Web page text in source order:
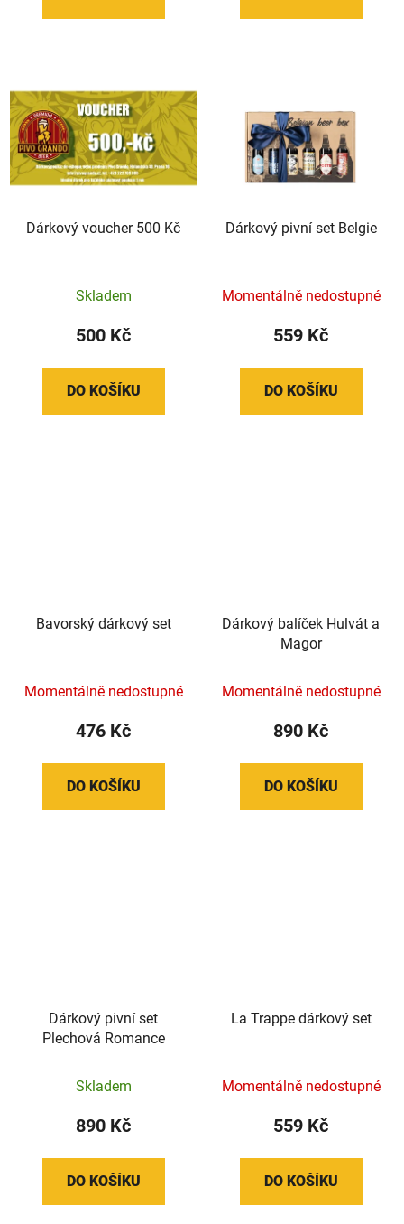
Dárkový voucher 500 Kč
Skladem
500 Kč
DO KOŠÍKU
Dárkový pivní set Belgie
Momentálně nedostupné
559 Kč
DO KOŠÍKU
Bavorský dárkový set
Momentálně nedostupné
476 Kč
DO KOŠÍKU
Dárkový balíček Hulvát a
Magor
Momentálně nedostupné
890 Kč
DO KOŠÍKU
Dárkový pivní set
Plechová Romance
Skladem
890 Kč
DO KOŠÍKU
La Trappe dárkový set
Momentálně nedostupné
559 Kč
DO KOŠÍKU